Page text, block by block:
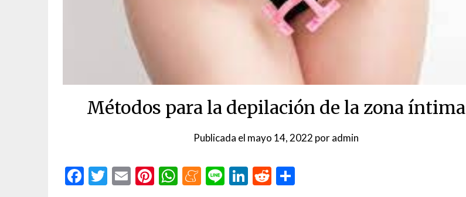
Métodos para la depilación de la zona íntima
Publicada el mayo 14, 2022 poradmin
Facebook
Twitter
EmailPinterest
WhatsApp
Meneame
LineLinkedIn
Reddit